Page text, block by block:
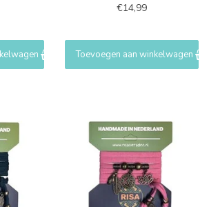
€14,99
Toevoegen aan winkelwagen